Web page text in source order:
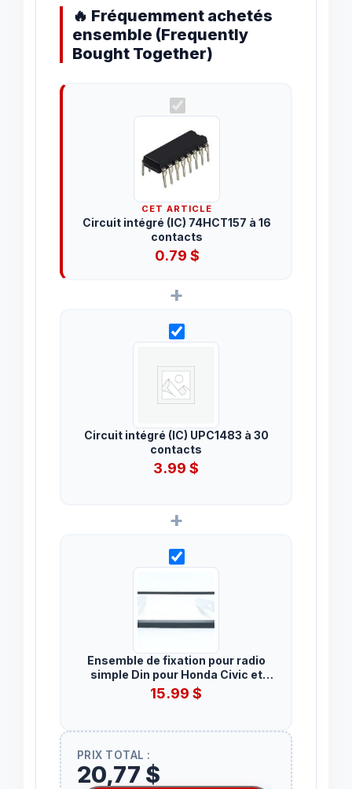
🔥 Fréquemment achetés
ensemble (Frequently
Bought Together)
CET ARTICLE
Circuit intégré (IC) 74HCT157 à 16
contacts
0.79 $
+
Circuit intégré (IC) UPC1483 à 30
contacts
3.99 $
+
Ensemble de fixation pour radio
simple Din pour Honda Civic et
Civic Hybrid 2001 à 2005.
15.99 $
PRIX TOTAL :
20,77 $